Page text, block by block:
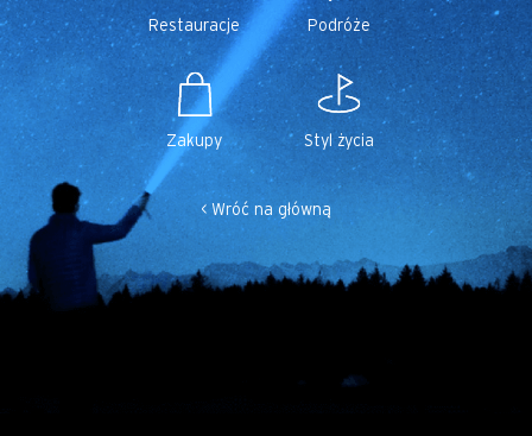
Restauracje Podróże
Zakupy Styl życia
< Wróć na główną